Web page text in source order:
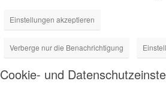
Einstellungen akzeptieren
Verberge nur die Benachrichtigung
Cookie- und